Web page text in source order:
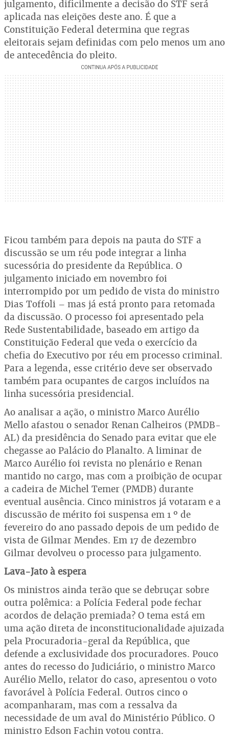
julgamento, dificilmente a decisão do STF será
aplicada nas eleições deste ano. É que a
Constituição Federal determina que regras
eleitorais sejam definidas com pelo menos um ano
de antecedência do pleito.
Ficou também para depois na pauta do STF a
discussão se um réu pode integrar a linha
sucessória do presidente da República. O
julgamento iniciado em novembro foi
interrompido por um pedido de vista do ministro
Dias Toffoli – mas já está pronto para retomada
da discussão. O processo foi apresentado pela
Rede Sustentabilidade, baseado em artigo da
Constituição Federal que veda o exercício da
chefia do Executivo por réu em processo criminal.
Para a legenda, esse critério deve ser observado
também para ocupantes de cargos incluídos na
linha sucessória presidencial.
Ao analisar a ação, o ministro Marco Aurélio
Mello afastou o senador Renan Calheiros (PMDB-
AL) da presidência do Senado para evitar que ele
chegasse ao Palácio do Planalto. A liminar de
Marco Aurélio foi revista no plenário e Renan
mantido no cargo, mas com a proibição de ocupar
a cadeira de Michel Temer (PMDB) durante
eventual ausência. Cinco ministros já votaram e a
discussão de mérito foi suspensa em 1 º de
fevereiro do ano passado depois de um pedido de
vista de Gilmar Mendes. Em 17 de dezembro
Gilmar devolveu o processo para julgamento.
Lava-Jato à espera
Os ministros ainda terão que se debruçar sobre
outra polêmica: a Polícia Federal pode fechar
acordos de delação premiada? O tema está em
uma ação direta de inconstitucionalidade ajuizada
pela Procuradoria-geral da República, que
defende a exclusividade dos procuradores. Pouco
antes do recesso do Judiciário, o ministro Marco
Aurélio Mello, relator do caso, apresentou o voto
favorável à Polícia Federal. Outros cinco o
acompanharam, mas com a ressalva da
necessidade de um aval do Ministério Público. O
ministro Edson Fachin votou contra.